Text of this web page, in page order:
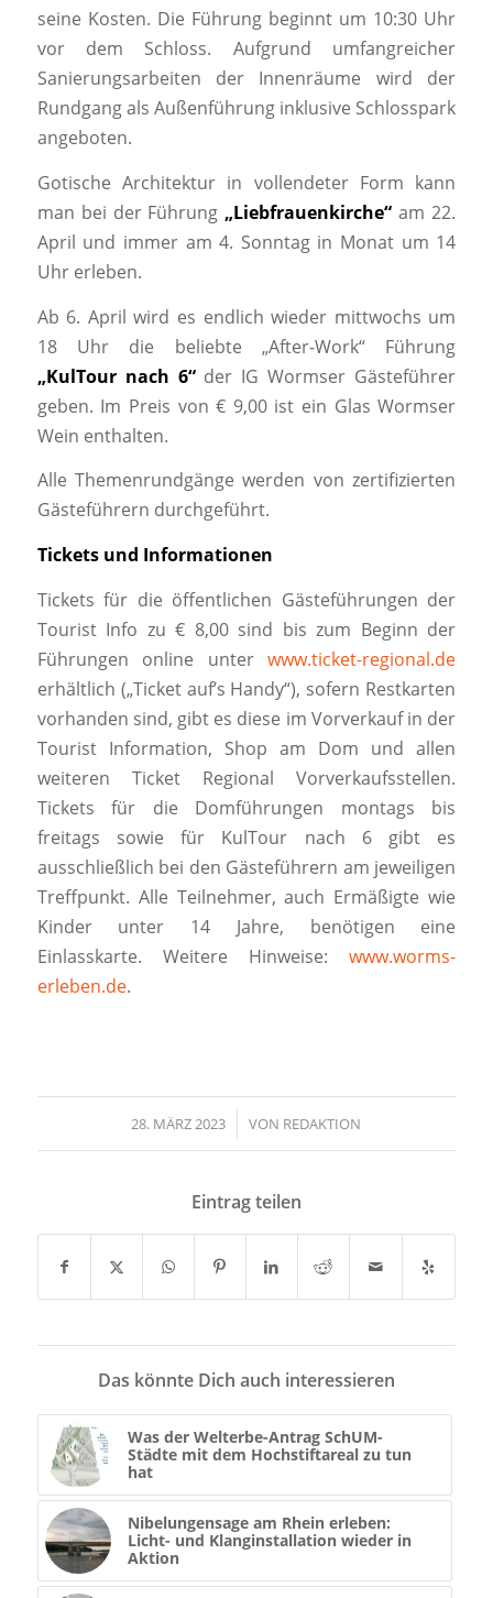
seine Kosten. Die Führung beginnt um 10:30 Uhr
vor dem Schloss. Aufgrund umfangreicher
Sanierungsarbeiten der Innenräume wird der
Rundgang als Außenführung inklusive Schlosspark
angeboten.
Gotische Architektur in vollendeter Form kann
man bei der Führung „Liebfrauenkirche“am 22.
April und immer am 4. Sonntag in Monat um 14
Uhr erleben.
Ab 6. April wird es endlich wieder mittwochs um
18 Uhr die beliebte „After-Work“ Führung
„KulTour nach 6“der IG Wormser Gästeführer
geben. Im Preis von € 9,00 ist ein Glas Wormser
Wein enthalten.
Alle Themenrundgänge werden von zertifizierten
Gästeführern durchgeführt.
Tickets und Informationen
Tickets für die öffentlichen Gästeführungen der
Tourist Info zu € 8,00 sind bis zum Beginn der
Führungen online unterwww.ticket-regional.de
erhältlich („Ticket auf’s Handy“), sofern Restkarten
vorhanden sind, gibt es diese im Vorverkauf in der
Tourist Information, Shop am Dom und allen
weiteren Ticket Regional Vorverkaufsstellen.
Tickets für die Domführungen montags bis
freitags sowie für KulTour nach 6 gibt es
ausschließlich bei den Gästeführern am jeweiligen
Treffpunkt. Alle Teilnehmer, auch Ermäßigte wie
Kinder unter 14 Jahre, benötigen eine
Einlasskarte. Weitere Hinweise:www.worms-
erleben.de.
28. MÄRZ 2023
/ VON REDAKTION
Eintrag teilen
Das könnte Dich auch interessieren
Was der Welterbe-Antrag SchUM-
Städte mit dem Hochstiftareal zu tun
hat
Nibelungensage am Rhein erleben:
Licht- und Klanginstallation wieder in
Aktion